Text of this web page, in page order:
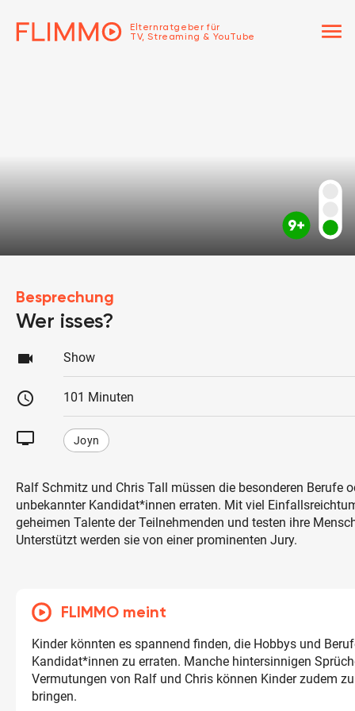
Elternratgeber für
TV, Streaming & YouTube
menu
Besprechung
Wer isses?
videocam Show
schedule 101 Minuten
tv Joyn
Ralf Schmitz und Chris Tall müssen die besonderen Berufe
unbekannter Kandidat*innen erraten. Mit viel
geheimen Talente der Teilnehmenden und testen ihre
Unterstützt werden sie von einer prominenten Jury.
FLIMMO meint
Kinder könnten es spannend finden, die Hobbys und
Kandidat*innen zu erraten. Manche hintersinnigen
Vermutungen von Ralf und Chris können Kinder zudem
bringen.